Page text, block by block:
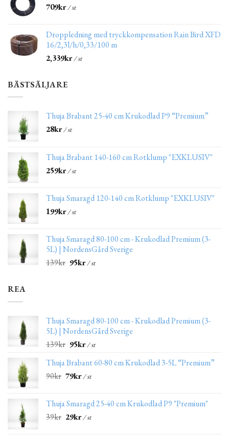
709kr/ st
Droppledning med tryckkompensation Rain Bird XFD
16/2,3l/h/0,33/100 m
2,339kr/ st
BÄSTSÄLJARE
Thuja Brabant 25-40 cm Krukodlad P9 “Premium”
28kr/ st
Thuja Brabant 140-160 cm Rotklump "EXKLUSIV"
259kr/ st
Thuja Smaragd 120-140 cm Rotklump "EXKLUSIV"
199kr/ st
Thuja Smaragd 80-100 cm - Krukodlad Premium (3-
5L) | NordensGård Sverige
139kr 95kr/ st
REA
Thuja Smaragd 80-100 cm - Krukodlad Premium (3-
5L) | NordensGård Sverige
139kr 95kr/ st
Thuja Brabant 60-80 cm Krukodlad 3-5L “Premium”
90kr 79kr/ st
Thuja Smaragd 25-40 cm Krukodlad P9 "Premium"
39kr 29kr/ st